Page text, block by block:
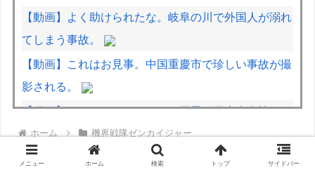
【動画】よく助けられたな。岐阜の川で外国人が溺れ
てしまう事故。
【動画】これはお見事。中国重慶市で珍しい事故が撮
影される。
【動画】タイのティパンコーン王子が日本人女性とデ
ートか？
【動画】DJI Neo2で釣りの自撮りをしようとした男
ホーム 機界戦隊ゼンカイジャー
メニュー ホーム 検索 トップ サイドバー